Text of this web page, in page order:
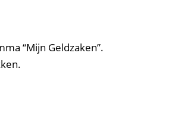
“Mijn Geldzaken”.